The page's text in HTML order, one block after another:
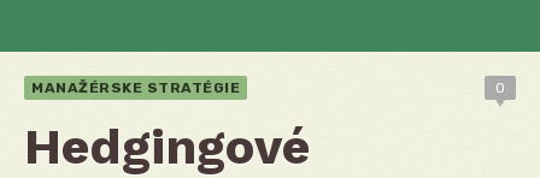
MANAŽÉRSKE STRATÉGIE 0
Hedgingové